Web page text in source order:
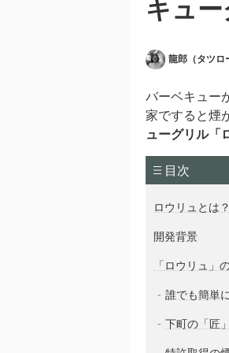
キュ
龍郎（タツロ
バーベキュー
家ですると煙
ューグリル「
目次
ロウリュとは
開発背景
「ロウリュ」
誰でも簡単
下町の「匠